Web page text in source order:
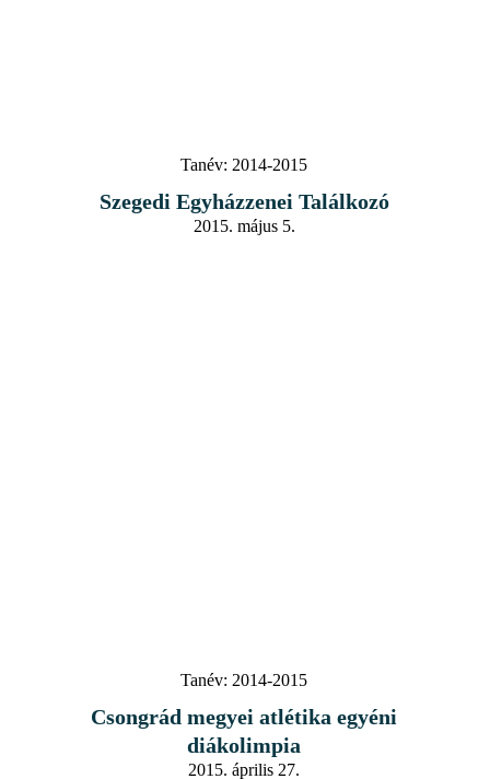
Tanév: 2014-2015
Szegedi Egyházzenei Találkozó
2015. május 5.
Tanév: 2014-2015
Csongrád megyei atlétika egyéni
diákolimpia
2015. április 27.